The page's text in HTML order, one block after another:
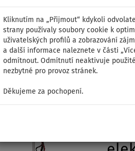
Kliknutím na „Přijmout“ kdykoli
strany používaly soubory cookie k
uživatelských profilů a zobrazování
a další informace naleznete v části
odmítnout. Odmítnutí neaktivuje
nezbytné pro provoz stránek.
Děkujeme za pochopení.
KAJAKY ČLUNY A MOTORY